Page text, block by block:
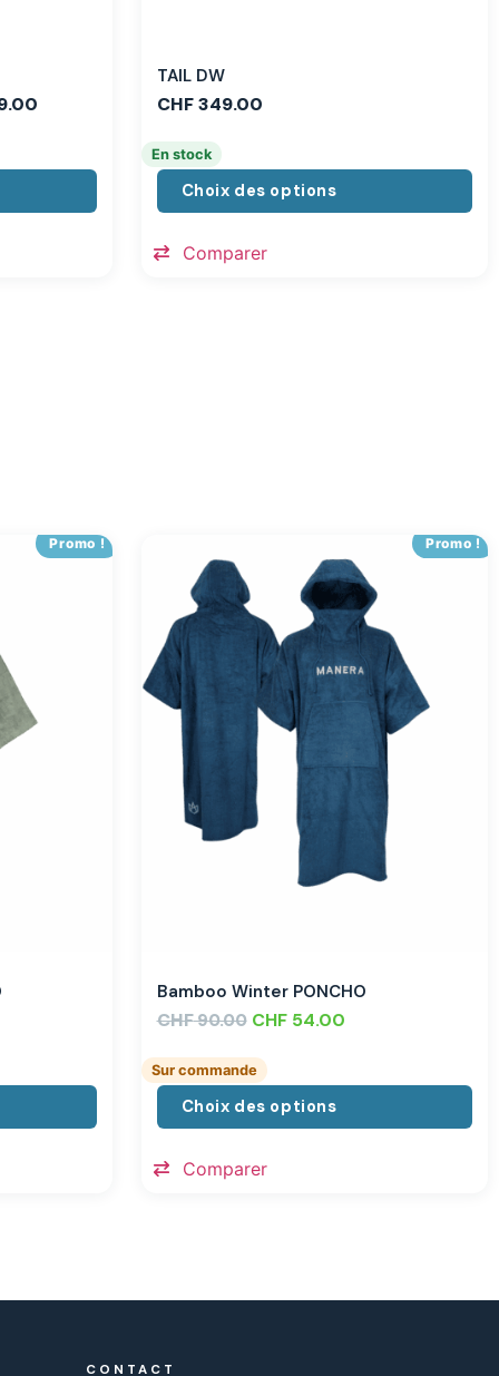
TAIL DW
CHF349.00
En stock
Choix des options
Comparer
Promo ! Promo !
Bamboo Winter PONCHO
CHF90.00 CHF54.00
Sur commande
Choix des options
Comparer
CONTACT